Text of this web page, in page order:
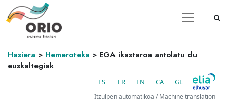
Hasiera > Hemeroteka > EGA ikastaroa antolatu du
euskaltegiak
ES FR EN CA GL
Itzulpen automatikoa / Machine translation